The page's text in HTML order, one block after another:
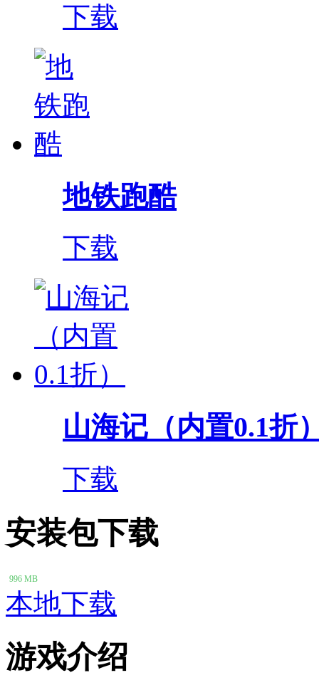
下载
地铁跑酷
下载
山海记（内置0.1折
下载
安装包下载
996 MB
本地下载
游戏介绍